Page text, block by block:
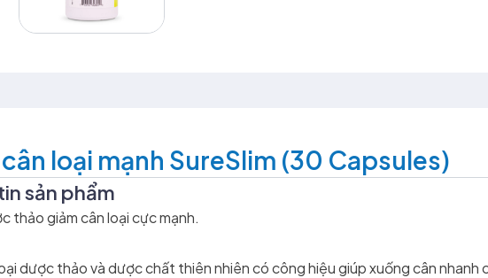
loại mạnh SureSlim (30 Capsules)
sản phẩm
thảo giảm cân loại cực mạnh.
dược thảo và dược chất thiên nhiên có công hiệu giúp xuống cân